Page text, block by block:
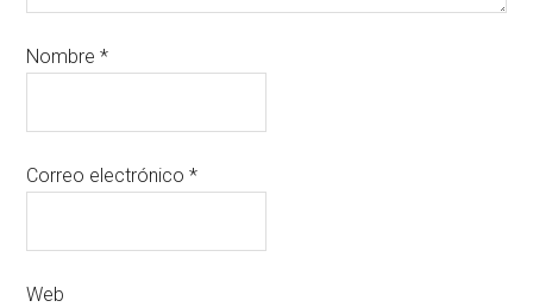
Nombre*
Correo electrónico*
Web